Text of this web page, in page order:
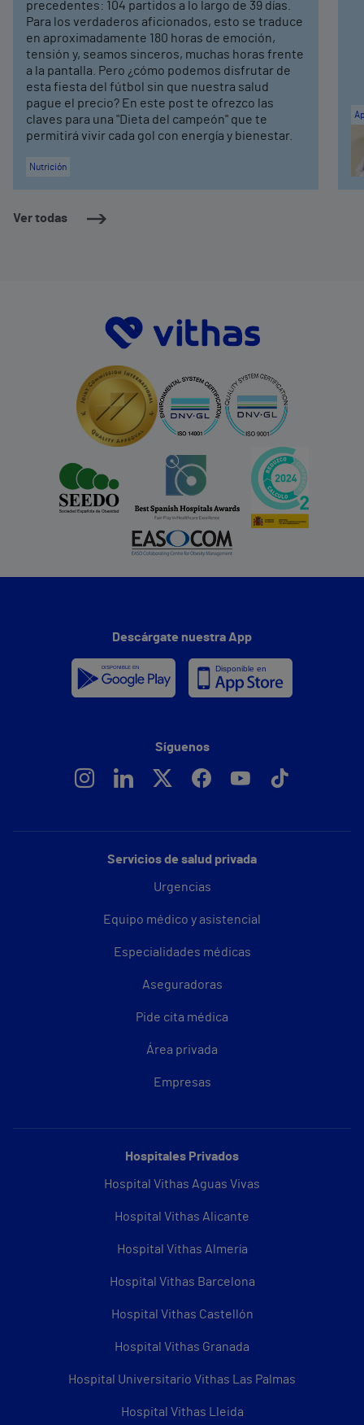
Ver todas
precedentes: 104 partidos a lo largo de 39 días.
Para los verdaderos aficionados, esto se traduce
en aproximadamente 180 horas de emoción,
tensión y, seamos sinceros, muchas horas frente
a la pantalla. Pero ¿cómo podemos disfrutar de
esta fiesta del fútbol sin que nuestra salud
pague el precio? En este post te ofrezco las
claves para una "Dieta del campeón" que te
permitirá vivir cada gol con energía y bienestar.
Nutrición
Servicios de salud privada
Urgencias
Equipo médico y asistencial
Especialidades médicas
Aseguradoras
Pide cita médica
Área privada
Empresas
Hospitales Privados
Hospital Vithas Aguas Vivas
Hospital Vithas Alicante
Hospital Vithas Almería
Hospital Vithas Barcelona
Hospital Vithas Castellón
Hospital Vithas Granada
Hospital Universitario Vithas Las Palmas
Hospital Vithas Lleida
Descárgate nuestra App
Síguenos